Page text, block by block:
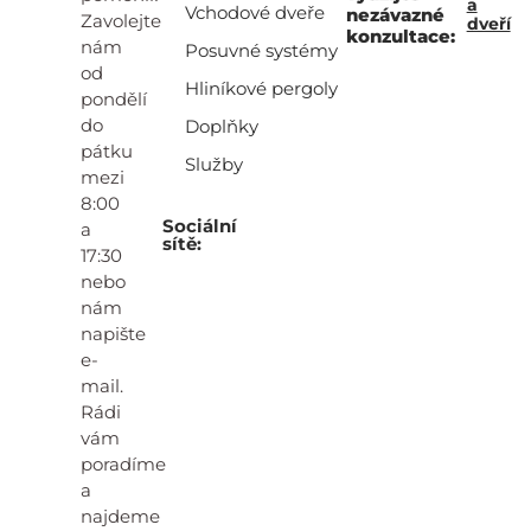
Zavolejte
nám
od
pondělí
do
pátku
mezi
8:00
a
17:30
nebo
nám
napište
e-
mail.
Rádi
vám
poradíme
a
najdeme
Sociální
sítě:
Vchodové dveře
Posuvné systémy
Hliníkové pergoly
Doplňky
Služby
nezávazné
konzultace:
a
dveří